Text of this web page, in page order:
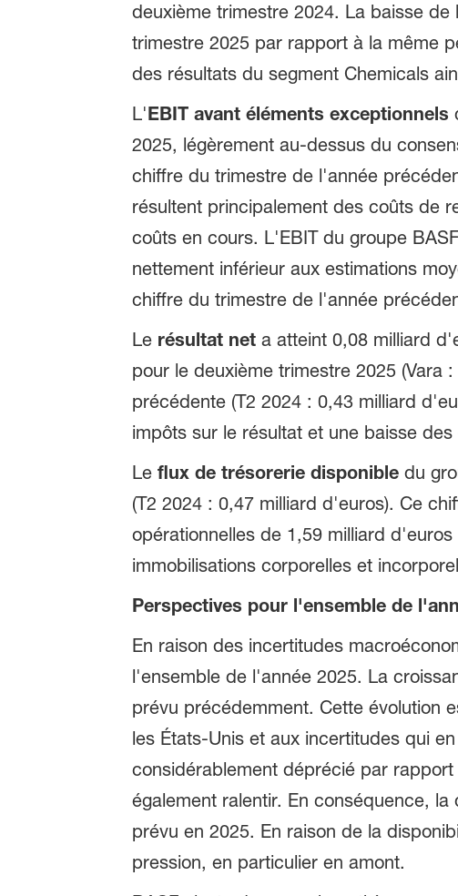
deuxième trimestre 2024. La baisse
trimestre 2025 par rapport à la même
des résultats du segment Chemicals
L'EBIT avant éléments exceptionnels
2025, légèrement au-dessus du
chiffre du trimestre de l'année
résultent principalement des coûts de
coûts en cours. L'EBIT du groupe
nettement inférieur aux estimations
chiffre du trimestre de l'année
Le résultat neta atteint 0,08 milliard
pour le deuxième trimestre 2025
précédente (T2 2024 : 0,43 milliard
impôts sur le résultat et une baisse
Le flux de trésorerie disponibledu
(T2 2024 : 0,47 milliard d'euros). Ce
opérationnelles de 1,59 milliard
immobilisations corporelles et
Perspectives pour l'ensemble de
En raison des incertitudes
l'ensemble de l'année 2025. La
prévu précédemment. Cette évolution
les États-Unis et aux incertitudes qui
considérablement déprécié par
également ralentir. En conséquence,
prévu en 2025. En raison de la
pression, en particulier en amont.